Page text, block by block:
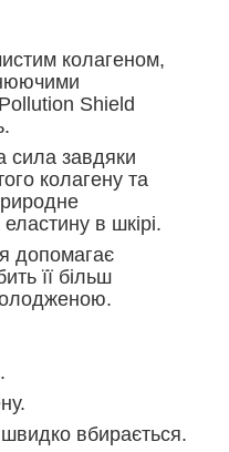
колагеном,
Shield
сила завдяки
колагену та
в шкірі.
допомагає
її більш
вбирається.